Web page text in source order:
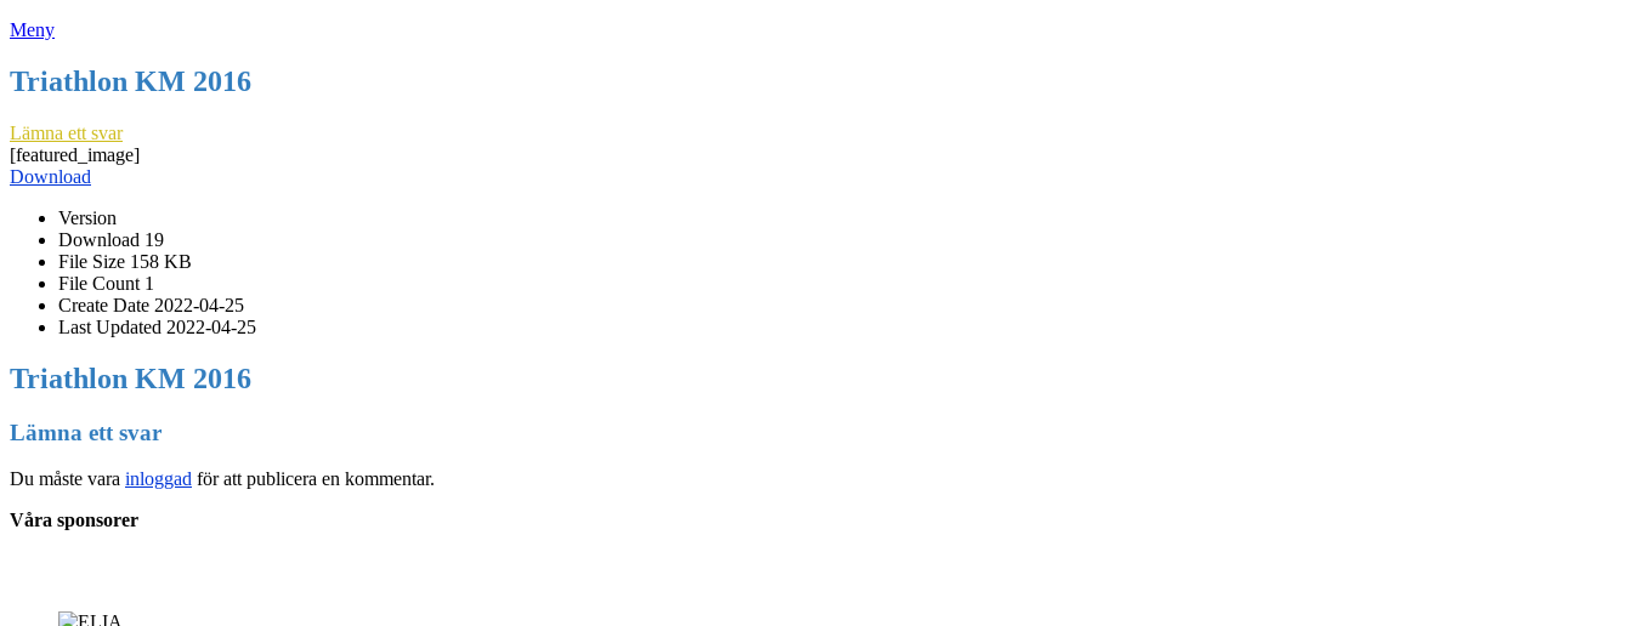
Meny
Triathlon KM 2016
Lämna ett svar
[featured_image]
Download
Version
Download 19
File Size 158 KB
File Count 1
Create Date 2022-04-25
Last Updated 2022-04-25
Triathlon KM 2016
Lämna ett svar
Du måste vara inloggad för att publicera en kommentar.
Våra sponsorer